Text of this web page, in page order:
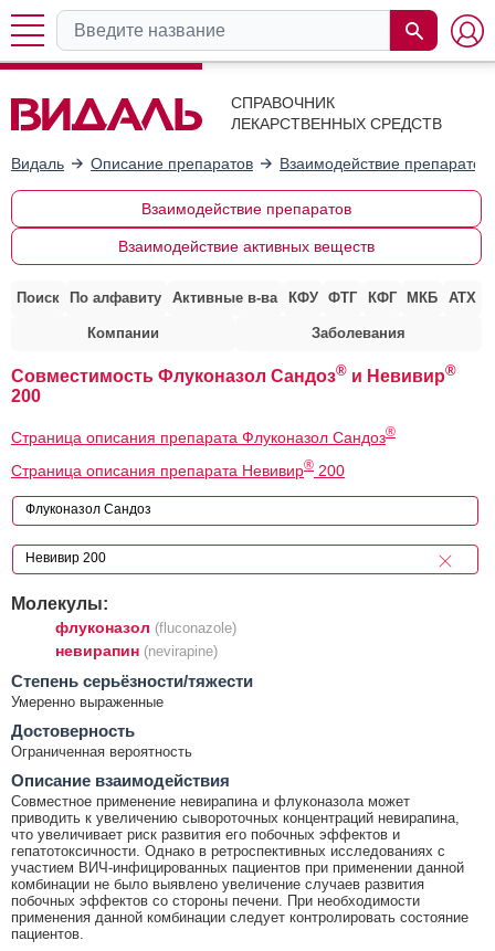
СПРАВОЧНИК
ЛЕКАРСТВЕННЫХ СРЕДСТВ
Видаль Описание препаратов Взаимодействие препаратов
Взаимодействие препаратов
Взаимодействие активных веществ
Поиск По алфавиту Активные в-ва КФУ ФТГ КФГ МКБ АТХ
Компании Заболевания
Совместимость Флуконазол Сандоз® и Невивир®
200
Страница описания препарата Флуконазол Сандоз®
Страница описания препарата Невивир® 200
Молекулы:
флуконазол (fluconazole)
невирапин (nevirapine)
Cтепень серьёзности/тяжести
Умеренно выраженные
Достоверность
Ограниченная вероятность
Описание взаимодействия
Совместное применение невирапина и флуконазола может
приводить к увеличению сывороточных концентраций невирапина,
что увеличивает риск развития его побочных эффектов и
гепатотоксичности. Однако в ретроспективных исследованиях с
участием ВИЧ-инфицированных пациентов при применении данной
комбинации не было выявлено увеличение случаев развития
побочных эффектов со стороны печени. При необходимости
применения данной комбинации следует контролировать состояние
пациентов.